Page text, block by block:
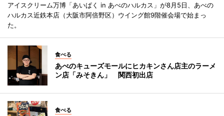
アイスクリーム万博「あいぱく in あべのハルカス」が8月5日、あべの
ハルカス近鉄本店（大阪市阿倍野区）ウイング館9階催会場で始まっ
た。
食べる
あべのキューズモールにヒカキンさん店主のラーメ
ン店「みそきん」 関西初出店
食べる